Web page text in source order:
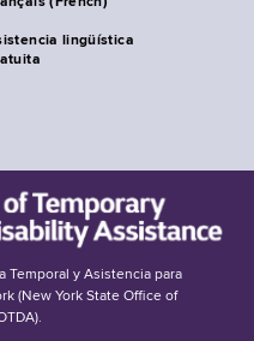
lingüística
Temporal y Asistencia para
(New York State Office of